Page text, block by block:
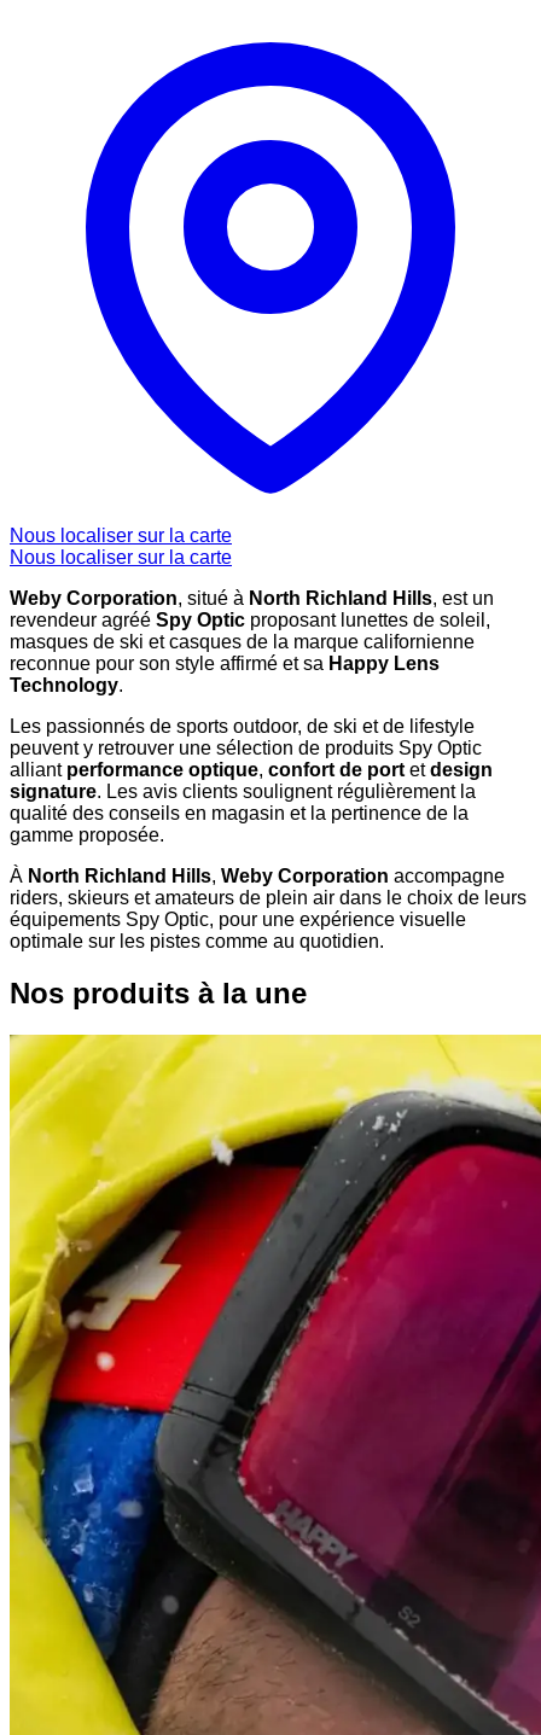
Nous localiser sur la carte
Nous localiser sur la carte
Weby Corporation, situé à North Richland Hills, est un
revendeur agréé Spy Optic proposant lunettes de soleil,
masques de ski et casques de la marque californienne
reconnue pour son style affirmé et sa Happy Lens
Technology.
Les passionnés de sports outdoor, de ski et de lifestyle
peuvent y retrouver une sélection de produits Spy Optic
alliant performance optique, confort de portetdesign
signature. Les avis clients soulignent régulièrement la
qualité des conseils en magasin et la pertinence de la
gamme proposée.
À North Richland Hills, Weby Corporation accompagne
riders, skieurs et amateurs de plein air dans le choix de leurs
équipements Spy Optic, pour une expérience visuelle
optimale sur les pistes comme au quotidien.
Nos produits à la une